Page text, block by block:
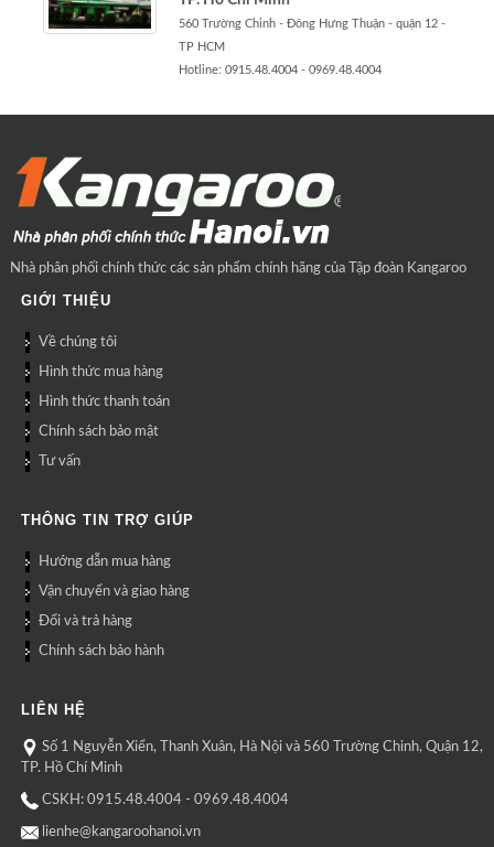
560 Trường Chinh - Đông Hưng Thuận - quận 12 -
TP HCM
Hotline: 0915.48.4004 - 0969.48.4004
Nhà phân phối chính thức các sản phẩm chính hãng của Tập đoàn Kangaroo
GIỚI THIỆU
Về chúng tôi
Hình thức mua hàng
Hình thức thanh toán
Chính sách bảo mật
Tư vấn
THÔNG TIN TRỢ GIÚP
Hướng dẫn mua hàng
Vận chuyển và giao hàng
Đổi và trả hàng
Chính sách bảo hành
LIÊN HỆ
Số 1 Nguyễn Xiển, Thanh Xuân, Hà Nội và 560 Trường Chinh, Quận 12,
TP. Hồ Chí Minh
CSKH: 0915.48.4004 - 0969.48.4004
lienhe@kangaroohanoi.vn